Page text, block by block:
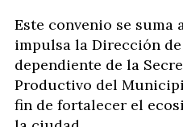
Este convenio se suma
impulsa la Dirección
dependiente de la
Productivo del
fin de fortalecer el